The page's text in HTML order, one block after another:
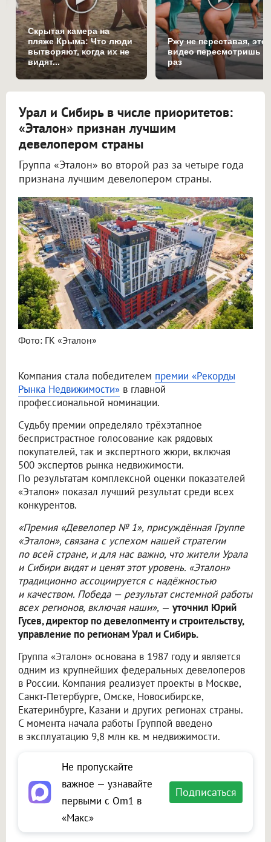
Скрытая камера на
пляже Крыма: Что люди
вытворяют, когда их не
видят...
Ржу не переставая, это
видео пересмотришь
раз
Урал и Сибирь в числе приоритетов:
«Эталон» признан лучшим
девелопером страны
Группа «Эталон» во второй раз за четыре года
признана лучшим девелопером страны.
Фото: ГК «Эталон»
Компания стала победителем премии «Рекорды
Рынка Недвижимости» в главной
профессиональной номинации.
Судьбу премии определяло трёхэтапное
беспристрастное голосование как рядовых
покупателей, так и экспертного жюри, включая
500 экспертов рынка недвижимости.
По результатам комплексной оценки показателей
«Эталон» показал лучший результат среди всех
конкурентов.
«Премия «Девелопер № 1», присуждённая Группе
«Эталон», связана с успехом нашей стратегии
по всей стране, и для нас важно, что жители Урала
и Сибири видят и ценят этот уровень. «Эталон»
традиционно ассоциируется с надёжностью
и качеством. Победа — результат системной работы
всех регионов, включая наши», — уточнил Юрий
Гусев, директор по девелопменту и строительству,
управление по регионам Урал и Сибирь.
Группа «Эталон» основана в 1987 году и является
одним из крупнейших федеральных девелоперов
в России. Компания реализует проекты в Москве,
Санкт-Петербурге, Омске, Новосибирске,
Екатеринбурге, Казани и других регионах страны.
С момента начала работы Группой введено
в эксплуатацию 9,8 млн кв. м недвижимости.
Не пропускайте
важное — узнавайте
первыми с Om1 в
«Макс»
Подписаться